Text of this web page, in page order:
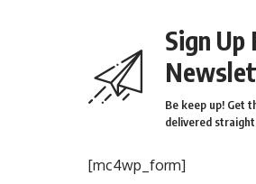
Sign Up
Be keep up! Get
delivered
[mc4wp_form]